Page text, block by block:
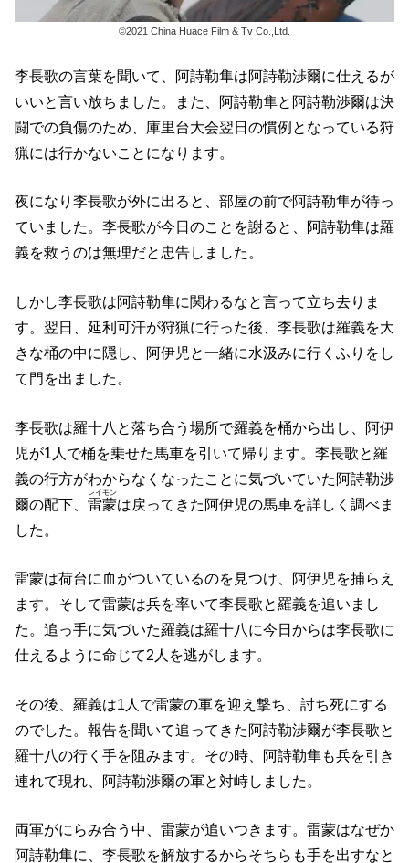
©2021 China Huace Film & Tv Co.,Ltd.
李長歌の言葉を聞いて、阿詩勒隼は阿詩勒渉爾に仕えるが
いいと言い放ちました。また、阿詩勒隼と阿詩勒渉爾は決
闘での負傷のため、庫里台大会翌日の慣例となっている狩
猟には行かないことになります。
夜になり李長歌が外に出ると、部屋の前で阿詩勒隼が待っ
ていました。李長歌が今日のことを謝ると、阿詩勒隼は羅
義を救うのは無理だと忠告しました。
しかし李長歌は阿詩勒隼に関わるなと言って立ち去りま
す。翌日、延利可汗が狩猟に行った後、李長歌は羅義を大
きな桶の中に隠し、阿伊児と一緒に水汲みに行くふりをし
て門を出ました。
李長歌は羅十八と落ち合う場所で羅義を桶から出し、阿伊
児が1人で桶を乗せた馬車を引いて帰ります。李長歌と羅
義の行方がわからなくなったことに気づいていた阿詩勒渉
爾の配下、 雷蒙
レイモン
は戻ってきた阿伊児の馬車を詳しく調べま
した。
雷蒙は荷台に血がついているのを見つけ、阿伊児を捕らえ
ます。そして雷蒙は兵を率いて李長歌と羅義を追いまし
た。追っ手に気づいた羅義は羅十八に今日からは李長歌に
仕えるように命じて2人を逃がします。
その後、羅義は1人で雷蒙の軍を迎え撃ち、討ち死にする
のでした。報告を聞いて追ってきた阿詩勒渉爾が李長歌と
羅十八の行く手を阻みます。その時、阿詩勒隼も兵を引き
連れて現れ、阿詩勒渉爾の軍と対峙しました。
両軍がにらみ合う中、雷蒙が追いつきます。雷蒙はなぜか
阿詩勒隼に、李長歌を解放するからそちらも手を出すなと